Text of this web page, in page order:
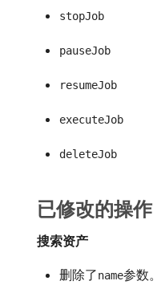
stopJob
pauseJob
resumeJob
executeJob
deleteJob
已修改的操作
搜索资产
删除了name参数。